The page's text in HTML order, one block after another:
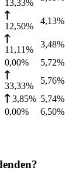
13,33%
12,50%
4,13%
11,11%
3,48%
0,00% 5,72%
33,33%
5,76%
3,85% 5,74%
0,00% 6,50%